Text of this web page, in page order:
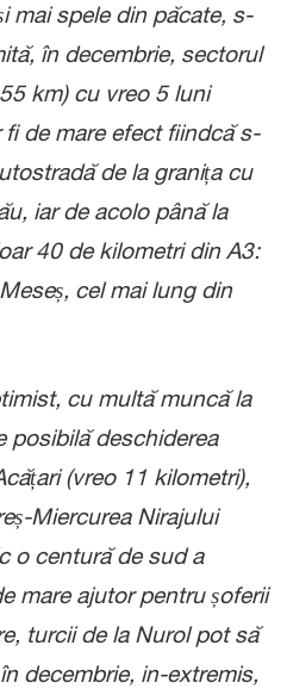
mai spele din păcate, s-
în decembrie, sectorul
km) cu vreo 5 luni
de mare efect fiindcă s-
de la granița cu
iar de acolo până la
40 de kilometri din A3:
cel mai lung din
cu multă muncă la
posibilă deschiderea
(vreo 11 kilometri),
Miercurea Nirajului
o centură de sud a
mare ajutor pentru șoferii
turcii de la Nurol pot să
decembrie, in-extremis,